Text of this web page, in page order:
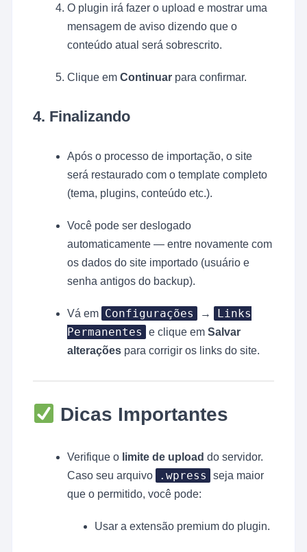
O plugin irá fazer o upload e mostrar uma
mensagem de aviso dizendo que o
conteúdo atual será sobrescrito.
Clique emContinuar para confirmar.
4. Finalizando
Após o processo de importação, o site
será restaurado com o template completo
(tema, plugins, conteúdo etc.).
Você pode ser deslogado
automaticamente — entre novamente com
os dados do site importado (usuário e
senha antigos do backup).
Vá em Configurações →
Links
Permanentes
e clique emSalvar
alterações para corrigir os links do site.
Dicas Importantes
Verifique o limite de upload do servidor.
Caso seu arquivo
.wpress
seja maior
que o permitido, você pode:
Usar a extensão premium do plugin.